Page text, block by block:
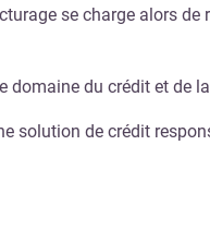
se charge alors
domaine du crédit et de
solution de crédit